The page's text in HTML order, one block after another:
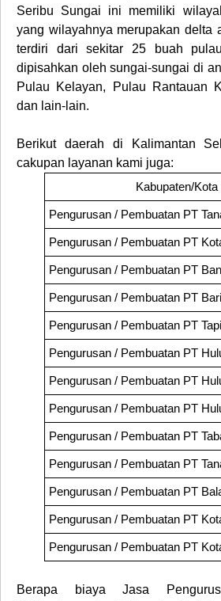
Seribu Sungai ini memiliki
yang wilayahnya merupakan delta
terdiri dari sekitar 25 buah
dipisahkan oleh sungai-sungai di
Pulau Kelayan, Pulau Rantauan
dan lain-lain.
Berikut daerah di Kalimantan
cakupan layanan kami juga:
Kabupaten/Kota
Pengurusan / Pembuatan PT
Pengurusan / Pembuatan PT
Pengurusan / Pembuatan PT
Pengurusan / Pembuatan PT
Pengurusan / Pembuatan PT
Pengurusan / Pembuatan PT
Pengurusan / Pembuatan PT
Pengurusan / Pembuatan PT
Pengurusan / Pembuatan PT
Pengurusan / Pembuatan PT
Pengurusan / Pembuatan PT
Pengurusan / Pembuatan PT
Pengurusan / Pembuatan PT
Berapa biaya Jasa